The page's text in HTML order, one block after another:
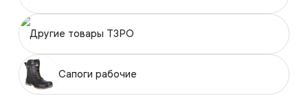
Другие товары ТЗРО
Сапоги рабочие